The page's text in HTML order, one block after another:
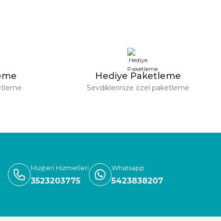
TL
Hediye Paketleme
Sevdiklerinize özel paketleme
Müşteri Hizmetleri
3523203775
Whatsapp
5423838207